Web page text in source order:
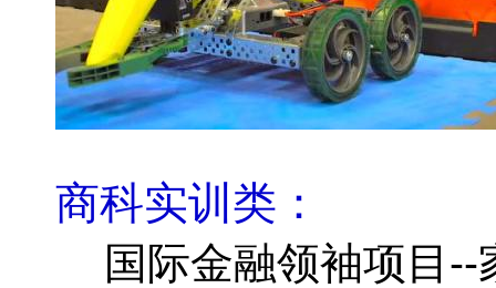
商科实训类：
国际金融领袖项目--